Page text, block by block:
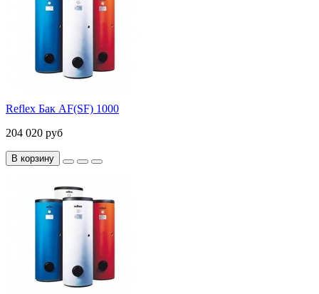
Reflex Бак AF(SF) 1000
204 020 руб
В корзину